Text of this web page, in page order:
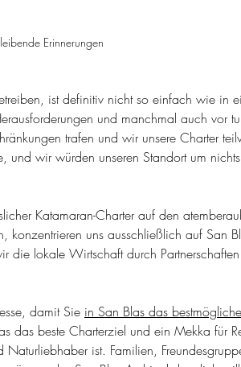
Erinnerungen
ist definitiv nicht so einfach wie in
und manchmal auch vor
trafen und wir unsere Charter
und wir würden unseren Standort um
Katamaran-Charter auf den
konzentrieren uns ausschließlich auf San
die lokale Wirtschaft durch
damit Sie in San Blas das
das beste Charterziel und ein Mekka für
ist. Familien,